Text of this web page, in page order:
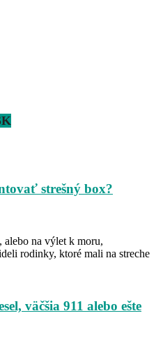
strešný box?
na výlet k moru,
rodinky, ktoré mali na streche
väčšia 911 alebo ešte